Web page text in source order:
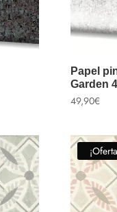
Papel
Garden
49,90€